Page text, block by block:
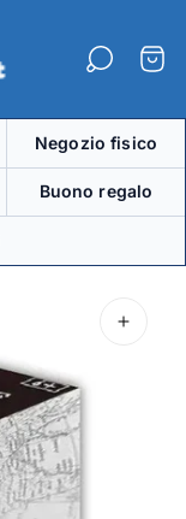
Negozio fisico
Buono regalo